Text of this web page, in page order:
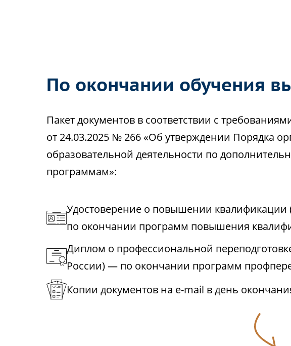
По окончании обучения
Пакет документов в соответствии с
от 24.03.2025 № 266 «Об утверждении Порядка
образовательной деятельности по
программам»:
Удостоверение о повышении
по окончании программ повышения
Диплом о профессиональной
России) — по окончании программ
Копии документов на e-mail в день